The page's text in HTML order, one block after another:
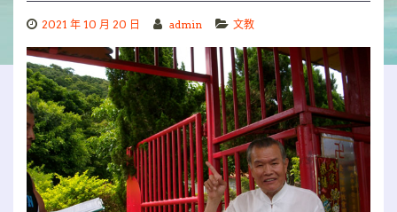
2021 年 10 月 20 日 admin 文教